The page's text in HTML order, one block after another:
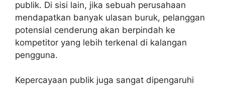
publik. Di sisi lain, jika sebuah perusahaan
mendapatkan banyak ulasan buruk, pelanggan
potensial cenderung akan berpindah ke
kompetitor yang lebih terkenal di kalangan
pengguna.
Kepercayaan publik juga sangat dipengaruhi